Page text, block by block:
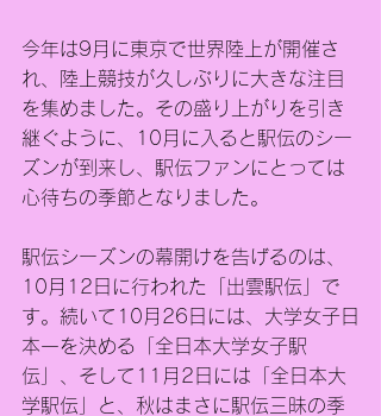
今年は9月に東京で世界陸上が開催さ
れ、陸上競技が久しぶりに大きな注目
を集めました。その盛り上がりを引き
継ぐように、10月に入ると駅伝のシー
ズンが到来し、駅伝ファンにとっては
心待ちの季節となりました。
駅伝シーズンの幕開けを告げるのは、
10月12日に行われた「出雲駅伝」で
す。続いて10月26日には、大学女子日
本一を決める「全日本大学女子駅
伝」、そして11月2日には「全日本大
学駅伝」と、秋はまさに駅伝三昧の季